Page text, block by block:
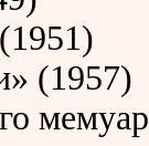
(1957)